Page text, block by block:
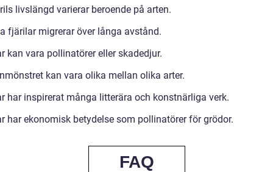
livslängd varierar beroende på arten.
fjärilar migrerar över långa avstånd.
kan vara pollinatörer eller skadedjur.
kan vara olika mellan olika arter.
har inspirerat många litterära och konstnärliga verk.
har ekonomisk betydelse som pollinatörer för grödor.
FAQ